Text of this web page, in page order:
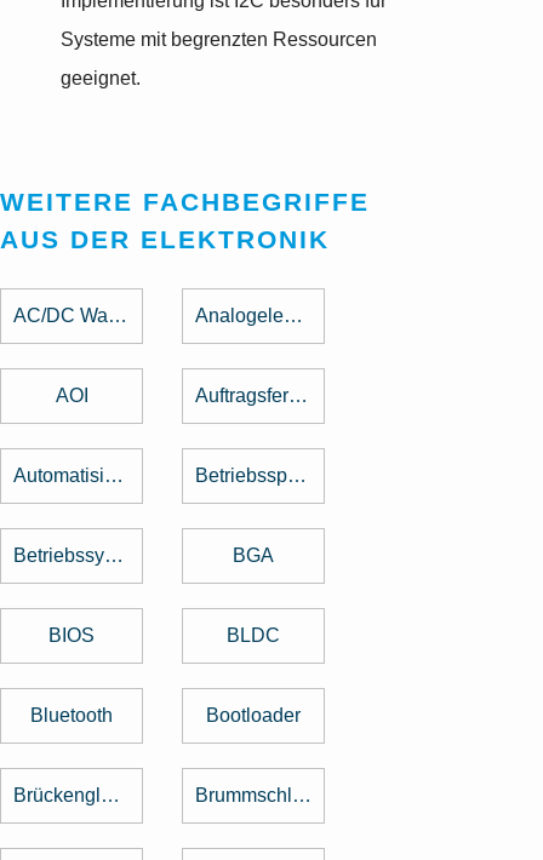
Systeme mit begrenzten Ressourcen
geeignet.
WEITERE FACHBEGRIFFE
AUS DER ELEKTRONIK
AC/DC Wandler Analogelektronik
AOI Auftragsfertigung
Automatisierung Betriebsspannung
Betriebssystem BGA
BIOS BLDC
Bluetooth Bootloader
Brückengleichrichter Brummschleifen